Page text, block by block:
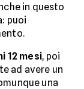
in questo
puoi
12 mesi, poi
ad avere un
una